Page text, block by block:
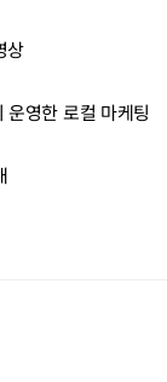
상
영한 로컬 마케팅